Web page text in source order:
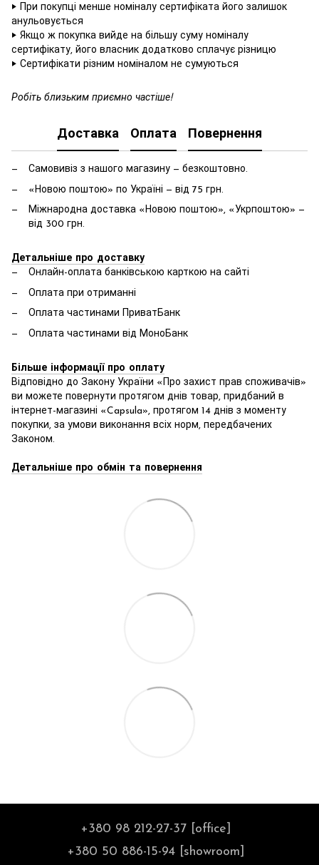
‣ При покупці менше номіналу сертифіката його залишок
анульовується
‣ Якщо ж покупка вийде на більшу суму номіналу
сертифікату, його власник додатково сплачує різницю
‣ Сертифікати різним номіналом не сумуються
Робіть близьким приємно частіше!
Доставка Оплата Повернення
Самовивіз з нашого магазину — безкоштовно.
«Новою поштою» по Україні — від 75 грн.
Міжнародна доставка «Новою поштою», «Укрпоштою» —
від 300 грн.
Детальніше про доставку
Онлайн-оплата банківською карткою на сайті
Оплата при отриманні
Оплата частинами ПриватБанк
Оплата частинами від МоноБанк
Більше інформації про оплату
Відповідно до Закону України «Про захист прав споживачів»
ви можете повернути протягом днів товар, придбаний в
інтернет-магазині «Capsula», протягом 14 днів з моменту
покупки, за умови виконання всіх норм, передбачених
Законом.
Детальніше про обмін та повернення
+380 98 212-27-37 [office]
+380 50 886-15-94 [showroom]